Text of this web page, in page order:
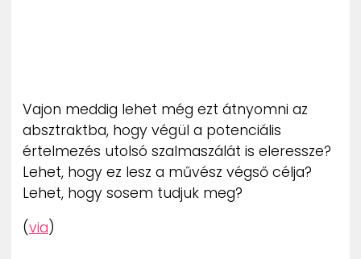
Vajon meddig lehet még ezt átnyomni az
absztraktba, hogy végül a potenciális
értelmezés utolsó szalmaszálát is eleressze?
Lehet, hogy ez lesz a művész végső célja?
Lehet, hogy sosem tudjuk meg?
(via)